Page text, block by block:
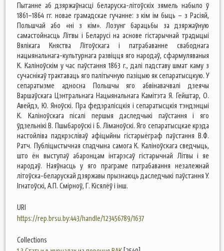
Пытанне аб дзяржаўнасці беларуска-літоўскіх зямель набыло ў
1861–1864 гг. новае грамадскае гучанне: з кім ім быць – з Расіяй,
Польшчай або «ні з кім». Лозунг барацьбы за дзяржаўную
самастойнасць Літвы і Беларусі на аснове гістарычнай традыцыі
Вялікага Княства Літоўскага і патрабаванне свабоднага
нацыянальнага-культурнага развіцця яго народаў, сфармуляваныя
К. Каліноўскім у час паўстання 1863 г., далі падставу шмат каму з
сучаснікаў трактаваць яго палітычную пазіцыю як сепаратысцкую. У
сепаратызме адносна Польшчы яго абвінавачвалі дзеячы
Варшаўскага Цэнтральнага Нацыянальнага Камітэта Я. Гейштар, О.
Авейдэ, Ю. Яноўскі. Пра федэралісцкія і сепаратысцкія тэндэнцыі
К. Каліноўскага пісалі першыя даследчыкі паўстання і яго
ўдзельнікі В. Пшыбароўскі і Б. Ліманоўскі. Яго сепаратысцкае крэда
настойліва падкрэсліваў афіцыйны гістарыёграф паўстання В.Ф.
Ратч. Публіцыстычная спадчына самога К. Каліноўскага сведчыць,
што ён выступаў абаронцам інтарэсаў гістарычнай Літвы і яе
народаў. Наяўнасць у яго праграме патрабавання незалежнай
літоўска-беларускай дзяржавы прызнаюць даследчыкі паўстання У.
Ігнатоўскі, А.П. Смірноў, Г. Кісялёў і інш.
URI
https://rep.brsu.by:443/handle/123456789/1637
Collections